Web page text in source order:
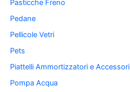
Pasticche Freno
Pedane
Pellicole Vetri
Pets
Piattelli Ammortizzatori e Accessori
Pompa Acqua